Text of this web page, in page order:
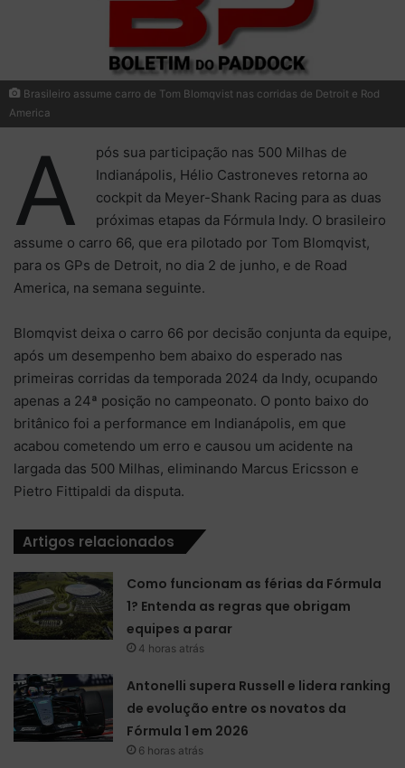
Brasileiro assume carro de Tom Blomqvist nas corridas de Detroit e Rod
America
A
pós sua participação nas 500 Milhas de
Indianápolis, Hélio Castroneves retorna ao
cockpit da Meyer-Shank Racing para as duas
próximas etapas da Fórmula Indy. O brasileiro
assume o carro 66, que era pilotado por Tom Blomqvist,
para os GPs de Detroit, no dia 2 de junho, e de Road
America, na semana seguinte.
Blomqvist deixa o carro 66 por decisão conjunta da equipe,
após um desempenho bem abaixo do esperado nas
primeiras corridas da temporada 2024 da Indy, ocupando
apenas a 24ª posição no campeonato. O ponto baixo do
britânico foi a performance em Indianápolis, em que
acabou cometendo um erro e causou um acidente na
largada das 500 Milhas, eliminando Marcus Ericsson e
Pietro Fittipaldi da disputa.
Artigos relacionados
Como funcionam as férias da Fórmula
1? Entenda as regras que obrigam
equipes a parar
4 horas atrás
Antonelli supera Russell e lidera ranking
de evolução entre os novatos da
Fórmula 1 em 2026
6 horas atrás